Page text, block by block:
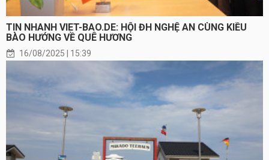
TIN NHANH VIET-BAO.DE: HỘI ĐH NGHỆ AN CÙNG KIỀU
BÀO HƯỚNG VỀ QUÊ HƯƠNG
16/08/2025 | 15:39